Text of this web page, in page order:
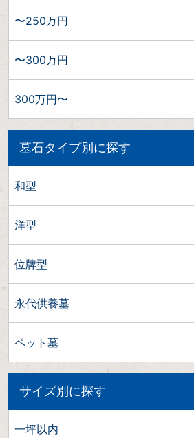
〜250万円
〜300万円
300万円〜
墓石タイプ別に探す
和型
洋型
位牌型
永代供養墓
ペット墓
サイズ別に探す
一坪以内